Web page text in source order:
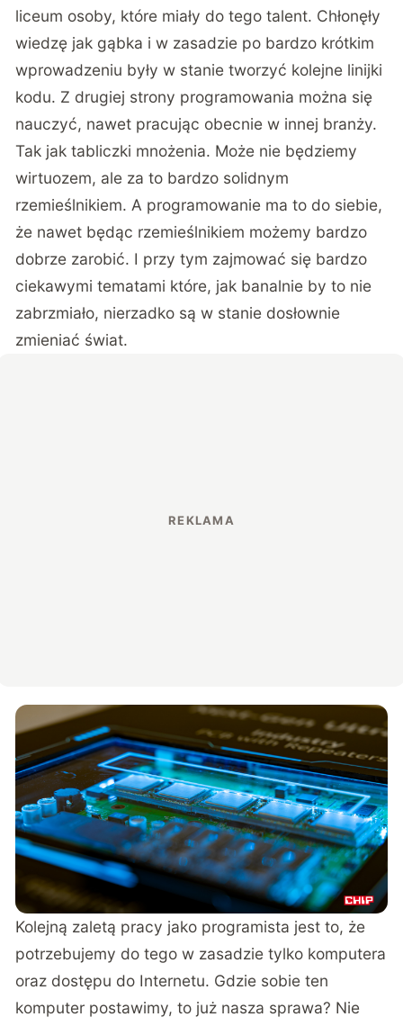
liceum osoby, które miały do tego talent. Chłonęły
wiedzę jak gąbka i w zasadzie po bardzo krótkim
wprowadzeniu były w stanie tworzyć kolejne linijki
kodu. Z drugiej strony programowania można się
nauczyć, nawet pracując obecnie w innej branży.
Tak jak tabliczki mnożenia. Może nie będziemy
wirtuozem, ale za to bardzo solidnym
rzemieślnikiem. A programowanie ma to do siebie,
że nawet będąc rzemieślnikiem możemy bardzo
dobrze zarobić. I przy tym zajmować się bardzo
ciekawymi tematami które, jak banalnie by to nie
zabrzmiało, nierzadko są w stanie dosłownie
zmieniać świat.
Kolejną zaletą pracy jako programista jest to, że
potrzebujemy do tego w zasadzie tylko komputera
oraz dostępu do Internetu. Gdzie sobie ten
komputer postawimy, to już nasza sprawa? Nie